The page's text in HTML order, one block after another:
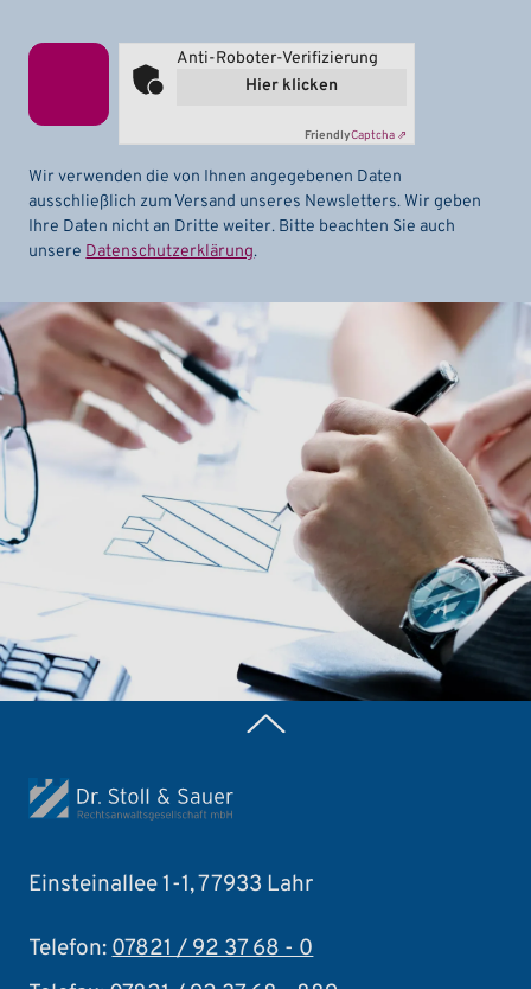
Anti-Roboter-Verifizierung
Hier klicken
FriendlyCaptcha ⇗
Wir verwenden die von Ihnen angegebenen Daten
ausschließlich zum Versand unseres Newsletters. Wir geben
Ihre Daten nicht an Dritte weiter. Bitte beachten Sie auch
unsere Datenschutzerklärung.
Zurück nach oben
Einsteinallee 1-1, 77933 Lahr
Telefon:07821 / 92 37 68 - 0